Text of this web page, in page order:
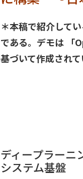
＊本稿で紹介して
である。デモは 「
基づいて作成されて
ディープラーニ
システム基盤